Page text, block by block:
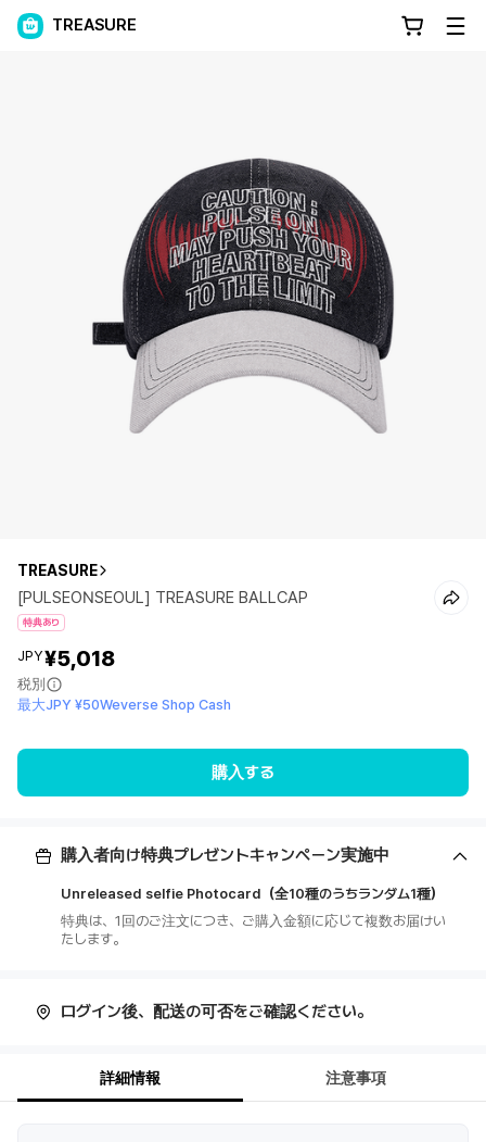
TREASURE
TREASURE
[PULSEONSEOUL] TREASURE BALLCAP
特典あり
JPY¥5,018
税別
最大JPY ¥50Weverse Shop Cash
購入する
購入者向け特典プレゼントキャンペーン実施中
Unreleased selfie Photocard（全10種のうちランダム1種）
特典は、1回のご注文につき、ご購入金額に応じて複数お届けい
ログイン後、配送の可否をご確認ください。
詳細情報 注意事項